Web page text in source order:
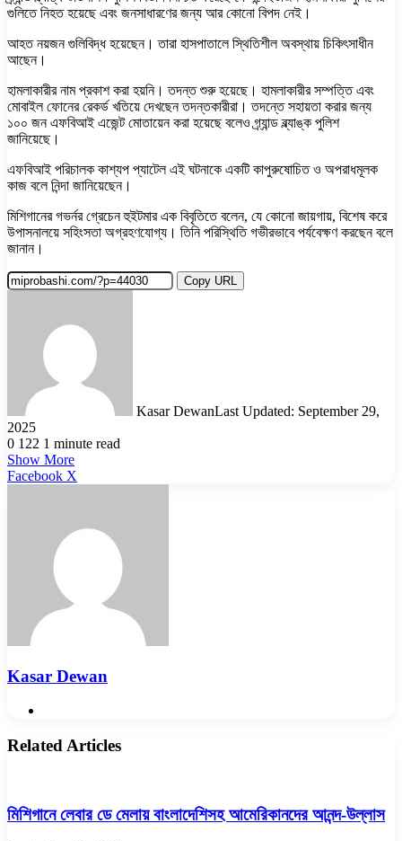
গুলিতে নিহত হয়েছে এবং জনসাধারণের জন্য আর কোনো বিপদ নেই।
আহত নয়জন গুলিবিদ্ধ হয়েছেন। তারা হাসপাতালে স্থিতিশীল অবস্থায় চিকিৎসাধীন
আছেন।
হামলাকারীর নাম প্রকাশ করা হয়নি। তদন্ত শুরু হয়েছে। হামলাকারীর সম্পত্তি এবং
মোবাইল ফোনের রেকর্ড খতিয়ে দেখছেন তদন্তকারীরা। তদন্তে সহায়তা করার জন্য
১০০ জন এফবিআই এজেন্ট মোতায়েন করা হয়েছে বলেও গ্র্যান্ড ব্ল্যাঙ্ক পুলিশ
জানিয়েছে।
এফবিআই পরিচালক কাশ্যপ প্যাটেল এই ঘটনাকে একটি কাপুরুষোচিত ও অপরাধমূলক
কাজ বলে নিন্দা জানিয়েছেন।
মিশিগানের গভর্নর গ্রেচেন হুইটমার এক বিবৃতিতে বলেন, যে কোনো জায়গায়, বিশেষ করে
উপাসনালয়ে সহিংসতা অগ্রহণযোগ্য। তিনি পরিস্থিতি গভীরভাবে পর্যবেক্ষণ করছেন বলে
জানান।
Copy URL
Kasar DewanLast Updated: September 29,
2025
0 122 1 minute read
Show More
Facebook X
Kasar Dewan
Related Articles
মিশিগানে লেবার ডে মেলায় বাংলাদেশিসহ আমেরিকানদের আনন্দ-উল্লাস